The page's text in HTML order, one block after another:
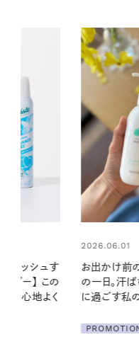
変わる、夏
ごきげん」
2026.06.01
真夏に向け
やりジェルと
地よくうるお